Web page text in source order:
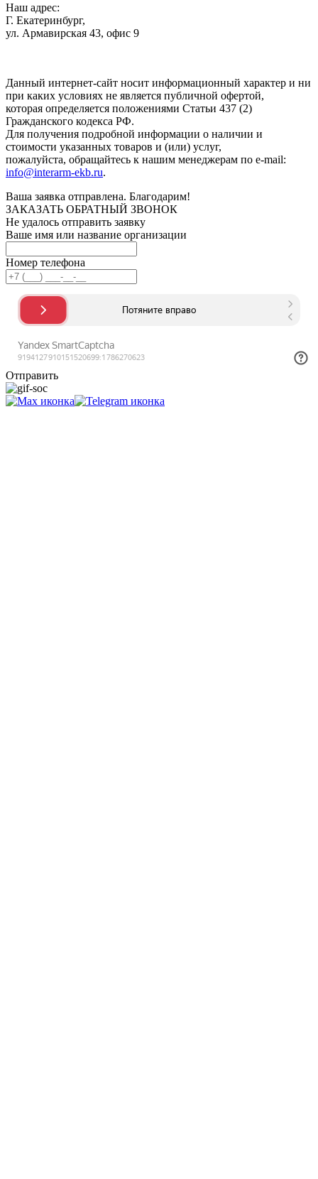
Наш адрес:
Г. Екатеринбург,
ул. Армавирская 43, офис 9
Данный интернет-сайт носит информационный характер и ни
при каких условиях не является публичной офертой,
которая определяется положениями Статьи 437 (2)
Гражданского кодекса РФ.
Для получения подробной информации о наличии и
стоимости указанных товаров и (или) услуг,
пожалуйста, обращайтесь к нашим менеджерам по e-mail:
info@interarm-ekb.ru.
Ваша заявка отправлена. Благодарим!
ЗАКАЗАТЬ ОБРАТНЫЙ ЗВОНОК
Не удалось отправить заявку
Ваше имя или название организации
Номер телефона
Отправить